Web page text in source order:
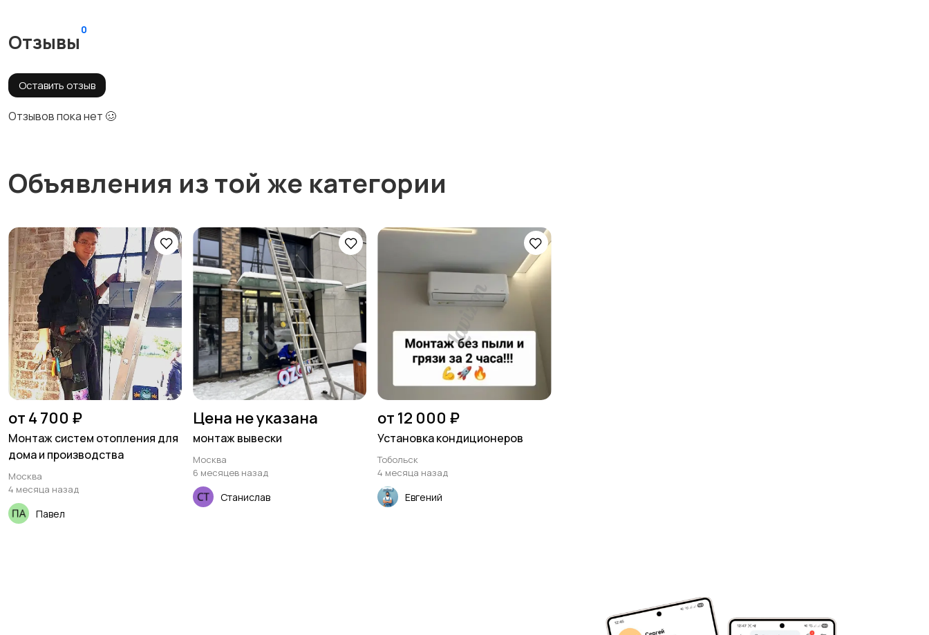
Отзывы
0
Оставить отзыв
Отзывов пока нет 🥴
Объявления из той же категории
от 4 700 ₽
Монтаж систем отопления для
дома и производства
Москва
4 месяца назад
Павел
Цена не указана
монтаж вывески
Москва
6 месяцев назад
Станислав
от 12 000 ₽
Установка кондиционеров
Тобольск
4 месяца назад
Евгений